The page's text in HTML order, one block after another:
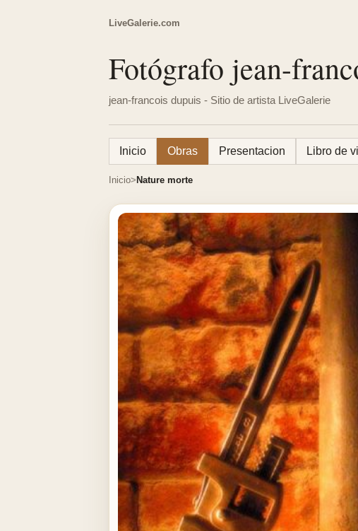
LiveGalerie.com
Fotógrafo jean-
jean-francois dupuis - Sitio de artista LiveGalerie
Inicio Obras Presentacion Libro de
Inicio Nature morte